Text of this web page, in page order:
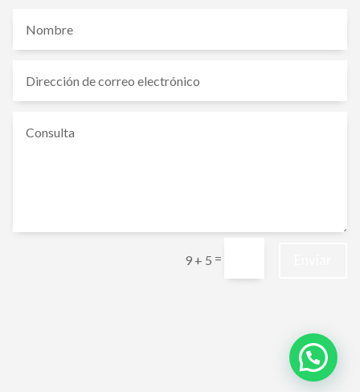
9 + 5 =